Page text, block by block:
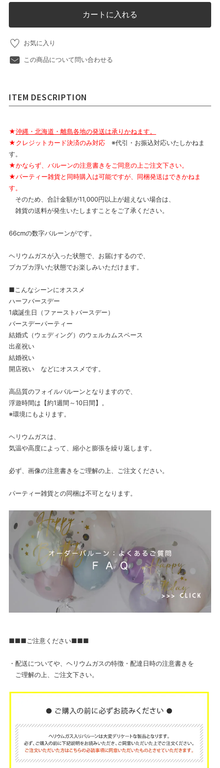
カートに入れる
お気に入り
この商品について問い合わせる
ITEM DESCRIPTION
★沖縄・北海道・離島各地の発送は承りかねます。
★クレジットカード決済のみ対応※代引・お振込対応いたしかねま
す。
★かならず、バルーンの注意書きをご同意の上ご注文下さい。
★パーティー雑貨と同時購入は可能ですが、同梱発送はできかねま
す。
そのため、合計金額が11,000円以上が超えない場合は、
雑貨の送料が発生いたしますことをご了承ください。
66cmの数字バルーンがです。
ヘリウムガスが入った状態で、お届けするので、
プカプカ浮いた状態でお楽しみいただけます。
■こんなシーンにオススメ
ハーフバースデー
1歳誕生日（ファーストバースデー）
バースデーパーティー
結婚式（ウェディング）のウェルカムスペース
出産祝い
結婚祝い
開店祝い などにオススメです。
高品質のフォイルバルーンとなりますので、
浮遊時間は【約1週間～10日間】。
※環境にもよります。
ヘリウムガスは、
気温や高度によって、縮小と膨張を繰り返します。
必ず、画像の注意書きをご理解の上、ご注文ください。
パーティー雑貨との同梱は不可となります。
■■■ご注意ください■■■
・配送についてや、ヘリウムガスの特徴・配達日時の注意書きを
ご理解の上、ご注文下さい。